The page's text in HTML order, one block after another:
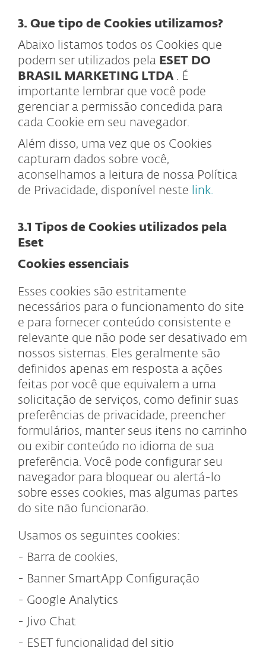
3. Que tipo de Cookies utilizamos?
Abaixo listamos todos os Cookies que
podem ser utilizados pela ESET DO
BRASIL MARKETING LTDA. É
importante lembrar que você pode
gerenciar a permissão concedida para
cada Cookie em seu navegador.
Além disso, uma vez que os Cookies
capturam dados sobre você,
aconselhamos a leitura de nossa Política
de Privacidade, disponível neste link.
3.1 Tipos de Cookies utilizados pela
Eset
Cookies essenciais
Esses cookies são estritamente
necessários para o funcionamento do site
e para fornecer conteúdo consistente e
relevante que não pode ser desativado em
nossos sistemas. Eles geralmente são
definidos apenas em resposta a ações
feitas por você que equivalem a uma
solicitação de serviços, como definir suas
preferências de privacidade, preencher
formulários, manter seus itens no carrinho
ou exibir conteúdo no idioma de sua
preferência. Você pode configurar seu
navegador para bloquear ou alertá-lo
sobre esses cookies, mas algumas partes
do site não funcionarão.
Usamos os seguintes cookies:
- Barra de cookies,
- Banner SmartApp Configuração
- Google Analytics
- Jivo Chat
- ESET funcionalidad del sitio